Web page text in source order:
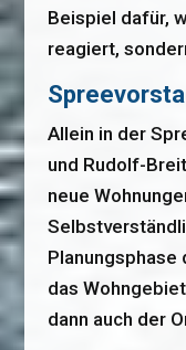
Beispiel dafür,
reagiert,
Allein in der
und Rudolf-
neue
Planungsphase
das
dann auch der